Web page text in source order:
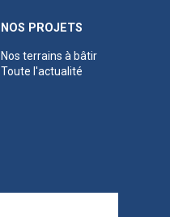
NOS PROJETS
Nos terrains à bâtir
Toute l'actualité